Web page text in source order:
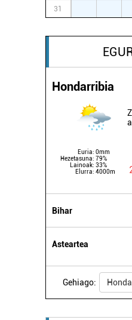
31
Hondarribia
Euria: 0mm
Hezetasuna: 79%
Lainoak: 33%
Elurra: 4000m
Bihar
Asteartea
Gehiago: